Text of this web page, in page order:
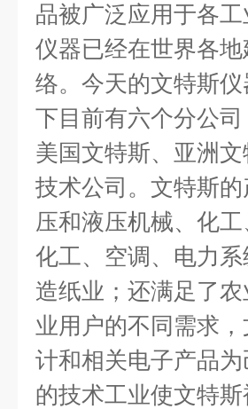
品被广泛应用于各
仪器已经在世界各
络。今天的文特斯
下目前有六个分公
美国文特斯、亚洲
技术公司。文特斯
压和液压机械、化
化工、空调、电力
造纸业；还满足了
业用户的不同需求
计和相关电子产品
的技术工业使文特